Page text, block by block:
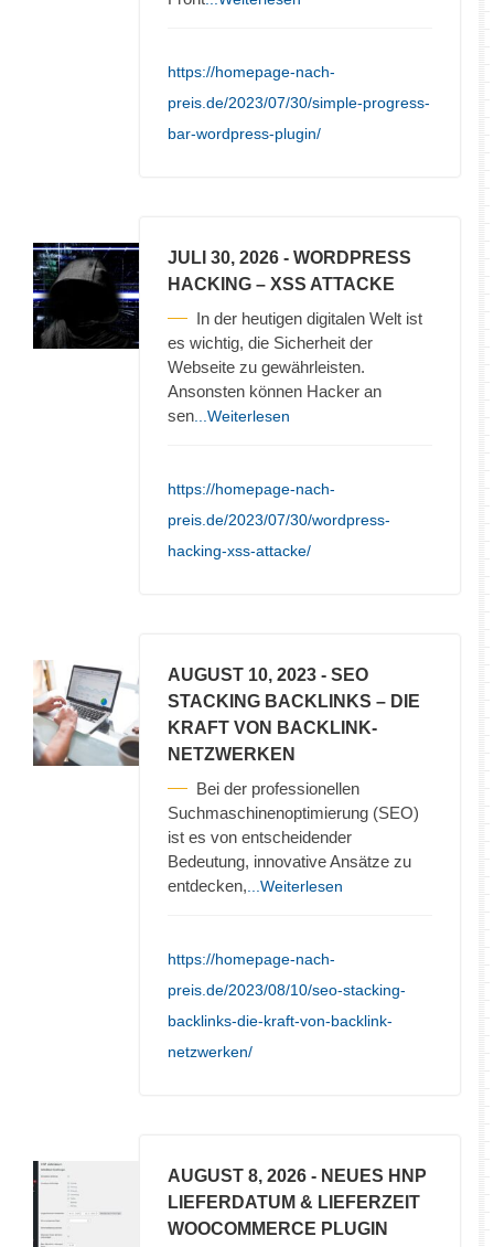
https://homepage-nach-
preis.de/2023/07/30/simple-progress-
bar-wordpress-plugin/
JULI 30, 2026 - WORDPRESS
HACKING – XSS ATTACKE
In der heutigen digitalen Welt ist
es wichtig, die Sicherheit der
Webseite zu gewährleisten.
Ansonsten können Hacker an
sen ...Weiterlesen
https://homepage-nach-
preis.de/2023/07/30/wordpress-
hacking-xss-attacke/
AUGUST 10, 2023 - SEO
STACKING BACKLINKS – DIE
KRAFT VON BACKLINK-
NETZWERKEN
Bei der professionellen
Suchmaschinenoptimierung (SEO)
ist es von entscheidender
Bedeutung, innovative Ansätze zu
entdecken, ...Weiterlesen
https://homepage-nach-
preis.de/2023/08/10/seo-stacking-
backlinks-die-kraft-von-backlink-
netzwerken/
AUGUST 8, 2026 - NEUES HNP
LIEFERDATUM & LIEFERZEIT
WOOCOMMERCE PLUGIN